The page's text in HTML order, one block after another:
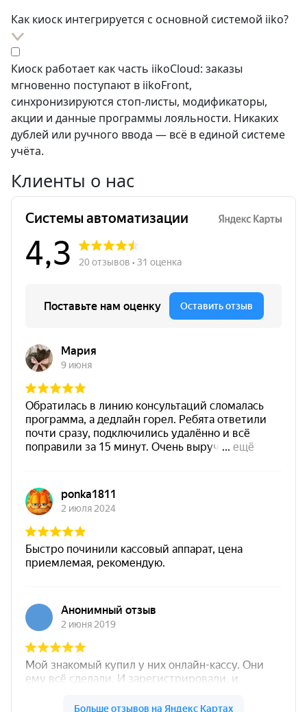
Как киоск интегрируется с основной системой iiko?
Киоск работает как часть iikoCloud: заказы
мгновенно поступают в iikoFront,
синхронизируются стоп-листы, модификаторы,
акции и данные программы лояльности. Никаких
дублей или ручного ввода — всё в единой системе
учёта.
Клиенты о нас